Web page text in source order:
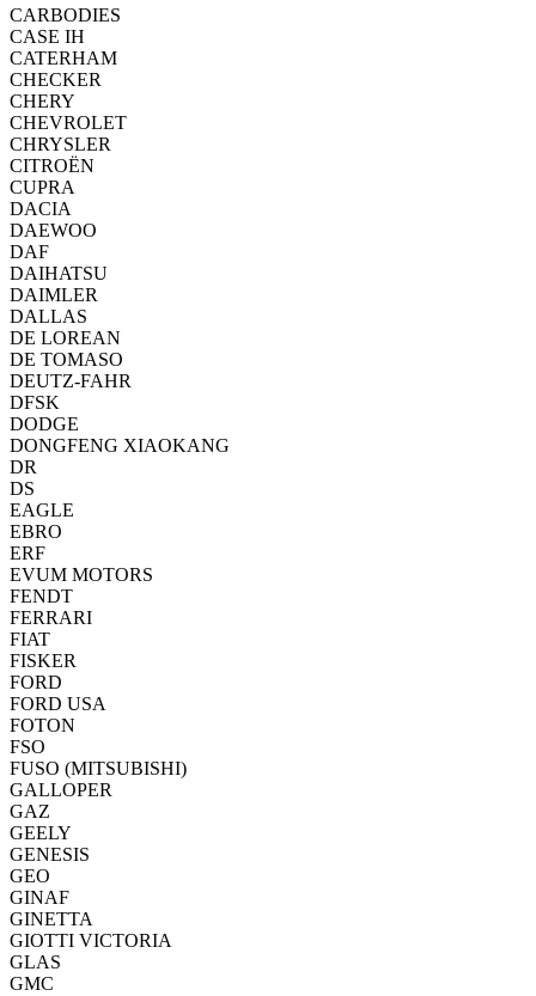
CARBODIES
CASE IH
CATERHAM
CHECKER
CHERY
CHEVROLET
CHRYSLER
CITROËN
CUPRA
DACIA
DAEWOO
DAF
DAIHATSU
DAIMLER
DALLAS
DE LOREAN
DE TOMASO
DEUTZ-FAHR
DFSK
DODGE
DONGFENG XIAOKANG
DR
DS
EAGLE
EBRO
ERF
EVUM MOTORS
FENDT
FERRARI
FIAT
FISKER
FORD
FORD USA
FOTON
FSO
FUSO (MITSUBISHI)
GALLOPER
GAZ
GEELY
GENESIS
GEO
GINAF
GINETTA
GIOTTI VICTORIA
GLAS
GMC